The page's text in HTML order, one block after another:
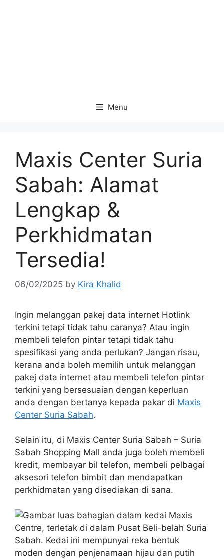
Menu
Maxis Center Suria
Sabah: Alamat
Lengkap &
Perkhidmatan
Tersedia!
06/02/2025 by Kira Khalid
Ingin melanggan pakej data internet Hotlink
terkini tetapi tidak tahu caranya? Atau ingin
membeli telefon pintar tetapi tidak tahu
spesifikasi yang anda perlukan? Jangan risau,
kerana anda boleh memilih untuk melanggan
pakej data internet atau membeli telefon pintar
terkini yang bersesuaian dengan keperluan
anda dengan bertanya kepada pakar di Maxis
Center Suria Sabah.
Selain itu, di Maxis Center Suria Sabah – Suria
Sabah Shopping Mall anda juga boleh membeli
kredit, membayar bil telefon, membeli pelbagai
aksesori telefon bimbit dan mendapatkan
perkhidmatan yang disediakan di sana.